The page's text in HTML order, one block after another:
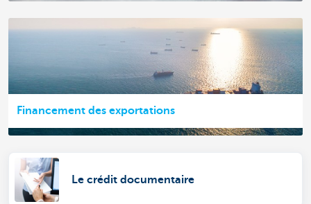
Financement des exportations
Le crédit documentaire